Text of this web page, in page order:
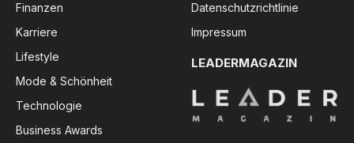
Finanzen
Karriere
Lifestyle
Mode & Schönheit
Technologie
Business Awards
Datenschutzrichtlinie
Impressum
LEADERMAGAZIN